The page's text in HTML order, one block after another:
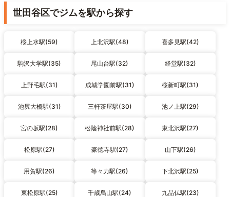
世田谷区でジムを駅から探す
桜上水駅(59) 上北沢駅(48) 喜多見駅(42)
駒沢大学駅(35) 尾山台駅(32) 経堂駅(32)
上野毛駅(31) 成城学園前駅(31) 桜新町駅(31)
池尻大橋駅(31) 三軒茶屋駅(30) 池ノ上駅(29)
宮の坂駅(28) 松陰神社前駅(28) 東北沢駅(27)
松原駅(27) 豪徳寺駅(27) 山下駅(26)
用賀駅(26) 等々力駅(26) 下北沢駅(25)
東松原駅(25) 千歳烏山駅(24) 九品仏駅(23)